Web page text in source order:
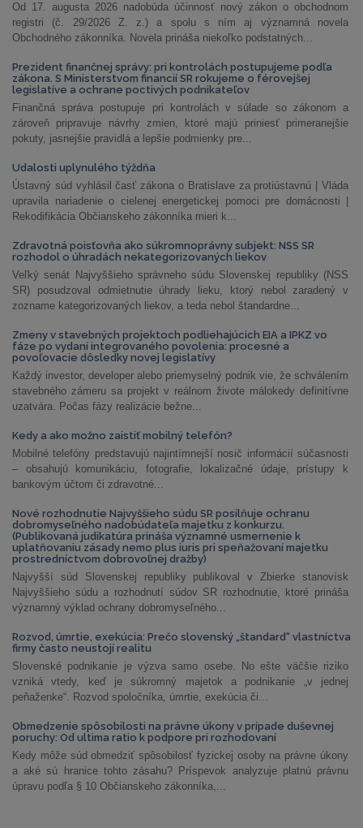
Od 17. augusta 2026 nadobúda účinnosť nový zákon o obchodnom
registri (č. 29/2026 Z. z.) a spolu s ním aj významná novela
Obchodného zákonníka. Novela prináša niekoľko podstatných...
Prezident finančnej správy: pri kontrolách postupujeme podľa
zákona. S Ministerstvom financií SR rokujeme o férovejšej
legislatíve a ochrane poctivých podnikateľov
Finančná správa postupuje pri kontrolách v súlade so zákonom a
zároveň pripravuje návrhy zmien, ktoré majú priniesť primeranejšie
pokuty, jasnejšie pravidlá a lepšie podmienky pre...
Udalosti uplynulého týždňa
Ústavný súd vyhlásil časť zákona o Bratislave za protiústavnú | Vláda
upravila nariadenie o cielenej energetickej pomoci pre domácnosti |
Rekodifikácia Občianskeho zákonníka mieri k...
Zdravotná poisťovňa ako súkromnoprávny subjekt: NSS SR
rozhodol o úhradách nekategorizovaných liekov
Veľký senát Najvyššieho správneho súdu Slovenskej republiky (NSS
SR) posudzoval odmietnutie úhrady lieku, ktorý nebol zaradený v
zozname kategorizovaných liekov, a teda nebol štandardne...
Zmeny v stavebných projektoch podliehajúcich EIA a IPKZ vo
fáze po vydaní integrovaného povolenia: procesné a
povoľovacie dôsledky novej legislatívy
Každý investor, developer alebo priemyselný podnik vie, že schválením
stavebného zámeru sa projekt v reálnom živote málokedy definitívne
uzatvára. Počas fázy realizácie bežne...
Kedy a ako možno zaistiť mobilný telefón?
Mobilné telefóny predstavujú najintímnejší nosič informácií súčasnosti
– obsahujú komunikáciu, fotografie, lokalizačné údaje, prístupy k
bankovým účtom či zdravotné...
Nové rozhodnutie Najvyššieho súdu SR posilňuje ochranu
dobromyseľného nadobúdateľa majetku z konkurzu.
(Publikovaná judikatúra prináša významné usmernenie k
uplatňovaniu zásady nemo plus iuris pri speňažovaní majetku
prostredníctvom dobrovoľnej dražby)
Najvyšší súd Slovenskej republiky publikoval v Zbierke stanovísk
Najvyššieho súdu a rozhodnutí súdov SR rozhodnutie, ktoré prináša
významný výklad ochrany dobromyseľného...
Rozvod, úmrtie, exekúcia: Prečo slovenský „štandard“ vlastníctva
firmy často neustojí realitu
Slovenské podnikanie je výzva samo osebe. No ešte väčšie riziko
vzniká vtedy, keď je súkromný majetok a podnikanie „v jednej
peňaženke“. Rozvod spoločníka, úmrtie, exekúcia či...
Obmedzenie spôsobilosti na právne úkony v prípade duševnej
poruchy: Od ultima ratio k podpore pri rozhodovaní
Kedy môže súd obmedziť spôsobilosť fyzickej osoby na právne úkony
a aké sú hranice tohto zásahu? Príspevok analyzuje platnú právnu
úpravu podľa § 10 Občianskeho zákonníka,...